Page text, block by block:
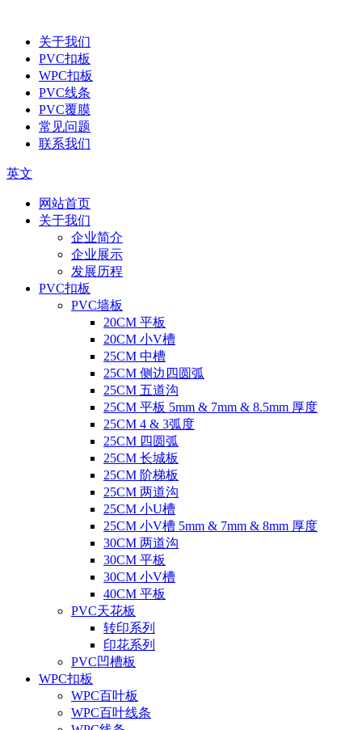
关于我们
PVC扣板
WPC扣板
PVC线条
PVC覆膜
常见问题
联系我们
英文
网站首页
关于我们
企业简介
企业展示
发展历程
PVC扣板
PVC墙板
20CM 平板
20CM 小V槽
25CM 中槽
25CM 侧边四圆弧
25CM 五道沟
25CM 平板 5mm & 7mm & 8.5mm 厚度
25CM 4 & 3弧度
25CM 四圆弧
25CM 长城板
25CM 阶梯板
25CM 两道沟
25CM 小U槽
25CM 小V槽 5mm & 7mm & 8mm 厚度
30CM 两道沟
30CM 平板
30CM 小V槽
40CM 平板
PVC天花板
转印系列
印花系列
PVC凹槽板
WPC扣板
WPC百叶板
WPC百叶线条